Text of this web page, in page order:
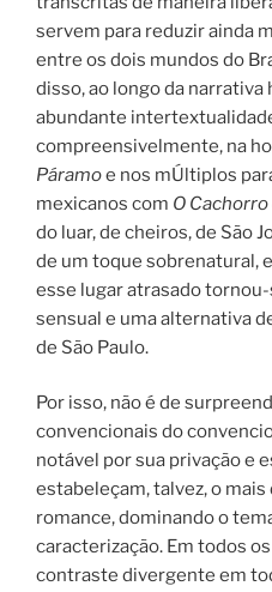
servem para reduzir ainda
entre os dois mundos do
disso, ao longo da narrativa
abundante
compreensivelmente, na
Páramoe nos mÚltiplos
mexicanos com O
do luar, de cheiros, de São
de um toque sobrenatural,
esse lugar atrasado
sensual e uma alternativa
de São Paulo.
Por isso, não é de
convencionais do
notável por sua privação e
estabeleçam, talvez, o
romance, dominando o
caracterização. Em todos
contraste divergente em